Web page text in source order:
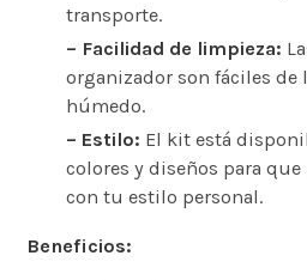
transporte.
– Facilidad de limpieza:
organizador son fáciles
húmedo.
– Estilo: El kit está
colores y diseños para
con tu estilo personal.
Beneficios: